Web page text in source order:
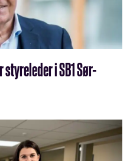
i SB1 Sør-